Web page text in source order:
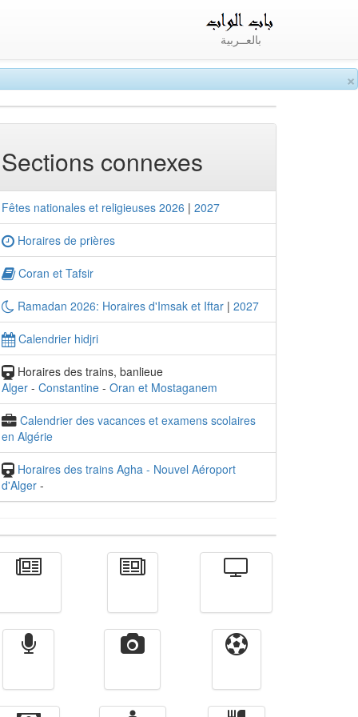
×
بالعــربية
Sections connexes
Fêtes nationales et religieuses 2026 | 2027
Horaires de prières
Coran et Tafsir
Ramadan 2026: Horaires d'Imsak et Iftar | 2027
Calendrier hidjri
Horaires des trains, banlieue
Alger - Constantine - Oran et Mostaganem
Calendrier des vacances et examens scolaires
en Algérie
Horaires des trains Agha - Nouvel Aéroport
d'Alger -